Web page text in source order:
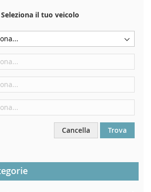
E anche in macchina
del sedile anteriore destro
la paratia sotto il cofano
motore
portiera posteriore destra
Seleziona il tuo veicolo
Cancella Trova